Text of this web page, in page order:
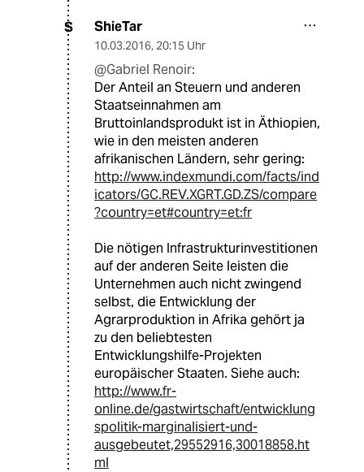
S ShieTar
10.03.2016, 20:15 Uhr
@Gabriel Renoir:
Der Anteil an Steuern und anderen
Staatseinnahmen am
Bruttoinlandsprodukt ist in Äthiopien,
wie in den meisten anderen
afrikanischen Ländern, sehr gering:
http://www.indexmundi.com/facts/ind
icators/GC.REV.XGRT.GD.ZS/compare
?country=et#country=et:fr
Die nötigen Infrastrukturinvestitionen
auf der anderen Seite leisten die
Unternehmen auch nicht zwingend
selbst, die Entwicklung der
Agrarproduktion in Afrika gehört ja
zu den beliebtesten
Entwicklungshilfe-Projekten
europäischer Staaten. Siehe auch:
http://www.fr-
online.de/gastwirtschaft/entwicklung
spolitik-marginalisiert-und-
ausgebeutet,29552916,30018858.ht
ml